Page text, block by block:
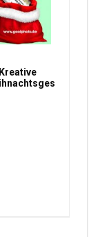
Kreative